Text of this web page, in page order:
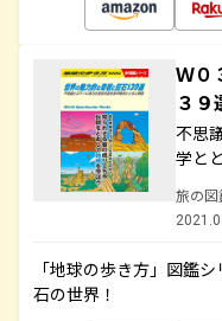
Ｗ０
３
不思
学と
旅の図
「地球の歩き方」図鑑
石の世界！